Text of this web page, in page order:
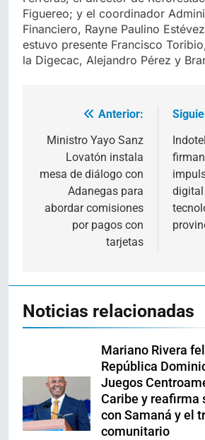
Figuereo; y el coordinador
Financiero, Rayne Paulino
estuvo presente Francisco
la Digecac, Alejandro Pérez y
Navegación
de
entradas
Anterior:
Ministro Yayo Sanz
Lovatón instala
mesa de diálogo con
Adanegas para
abordar comisiones
por pagos con
tarjetas
Noticias relacionadas
Mariano Rivera
República
Juegos
Caribe y reafirma
con Samaná y el
comunitario